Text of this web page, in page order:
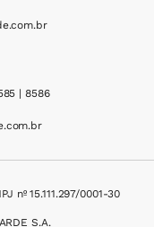
| 8586
nº 15.111.297/0001-30
S.A.